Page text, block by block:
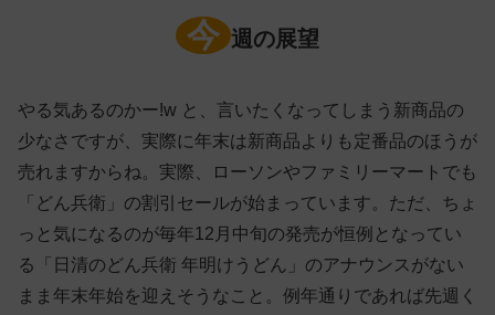
今 週の展望
やる気あるのかー!w と、言いたくなってしまう新商品の
少なさですが、実際に年末は新商品よりも定番品のほうが
売れますからね。実際、ローソンやファミリーマートでも
「どん兵衛」の割引セールが始まっています。ただ、ちょ
っと気になるのが毎年12月中旬の発売が恒例となってい
る「日清のどん兵衛 年明けうどん」のアナウンスがない
まま年末年始を迎えそうなこと。例年通りであれば先週く